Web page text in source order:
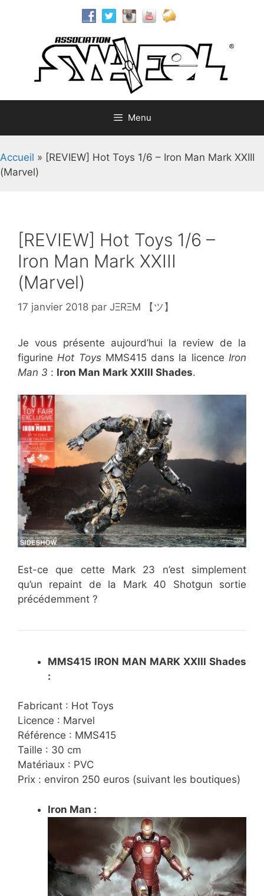
Menu
Accueil » [REVIEW] Hot Toys 1/6 – Iron Man Mark XXIII
(Marvel)
[REVIEW] Hot Toys 1/6 –
Iron Man Mark XXIII
(Marvel)
17 janvier 2018 par JΞRΞM 【ツ】
Je vous présente aujourd’hui la review de la
figurine Hot ToysMMS415 dans la licence Iron
Man 3 : Iron Man Mark XXIII Shades.
Est-ce que cette Mark 23 n’est simplement
qu’un repaint de la Mark 40 Shotgun sortie
précédemment ?
MMS415 IRON MAN MARK XXIII Shades
:
Fabricant : Hot Toys
Licence : Marvel
Référence : MMS415
Taille : 30 cm
Matériaux : PVC
Prix : environ 250 euros (suivant les boutiques)
Iron Man :